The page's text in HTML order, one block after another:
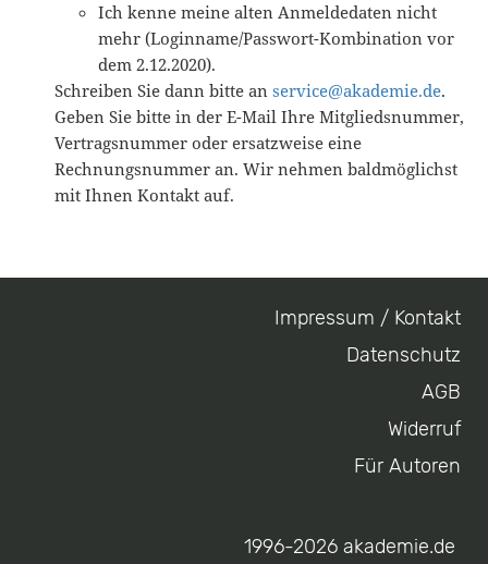
Ich kenne meine alten Anmeldedaten nicht
mehr (Loginname/Passwort-Kombination vor
dem 2.12.2020).
Schreiben Sie dann bitte an service@akademie.de.
Geben Sie bitte in der E-Mail Ihre Mitgliedsnummer,
Vertragsnummer oder ersatzweise eine
Rechnungsnummer an. Wir nehmen baldmöglichst
mit Ihnen Kontakt auf.
Impressum / Kontakt
Datenschutz
AGB
Widerruf
Für Autoren
1996-2026 akademie.de